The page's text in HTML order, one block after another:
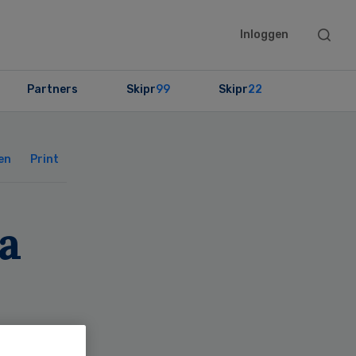
Inloggen
Search
Partners Skipr99 Skipr22
Print